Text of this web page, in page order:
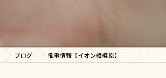
ブログ 催事情報【イオン相模原】